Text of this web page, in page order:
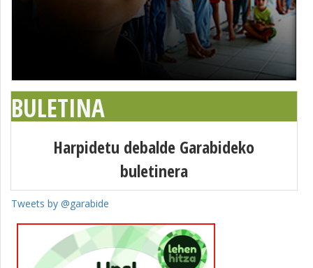
BULETINA
Harpidetu debalde Garabideko
buletinera
Tweets by @garabide